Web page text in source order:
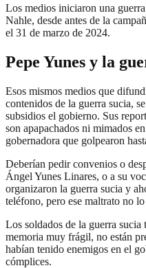
Los medios iniciaron una
Nahle, desde antes de la
el 31 de marzo de 2024.
Pepe Yunes y la
Esos mismos medios que
contenidos de la guerra sucia,
subsidios el gobierno. Sus
son apapachados ni mimados
gobernadora que golpearon
Deberían pedir convenios o
Ángel Yunes Linares, o a su
organizaron la guerra sucia y
teléfono, pero ese maltrato no
Los soldados de la guerra
memoria muy frágil, no están
habían tenido enemigos en el
cómplices.